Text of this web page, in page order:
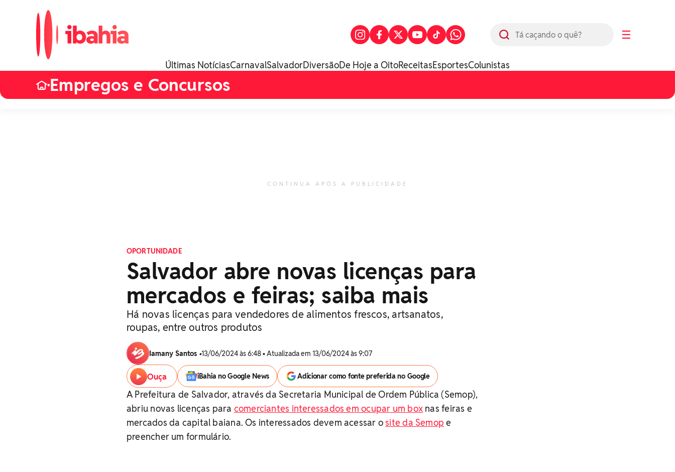
☰
Últimas NotíciasCarnavalSalvadorDiversãoDe Hoje a OitoReceitasEsportesColunistas
•Empregos e Concursos
CONTINUA APÓS A PUBLICIDADE
OPORTUNIDADE
Salvador abre novas licenças para
mercados e feiras; saiba mais
Há novas licenças para vendedores de alimentos frescos, artsanatos,
roupas, entre outros produtos
Iamany Santos •13/06/2024 às 6:48 • Atualizada em 13/06/2024 às 9:07
Ouça iBahia no Google News Adicionar como fonte preferida no Google
A Prefeitura de Salvador, através da Secretaria Municipal de Ordem Pública (Semop),
abriu novas licenças para comerciantes interessados em ocupar um boxnas feiras e
mercados da capital baiana. Os interessados devem acessar osite da Semop e
preencher um formulário.